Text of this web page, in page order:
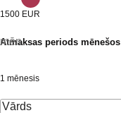
1500 EUR
Atmaksas periods mēnešos
mēn.
1 mēnesis